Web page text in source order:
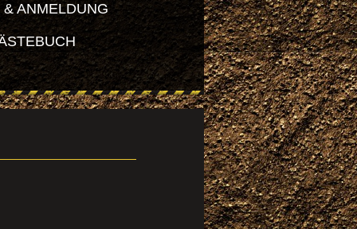
ANMELDUNG